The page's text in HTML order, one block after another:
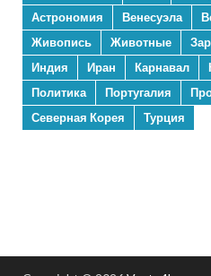
Астрономия
Венесуэла
Живопись
Животные
Индия
Иран Карнавал
Политика
Португалия
Северная Корея
Турция